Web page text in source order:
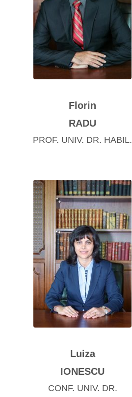
Florin
RADU
PROF. UNIV. DR. HABIL.
Luiza
IONESCU
CONF. UNIV. DR.